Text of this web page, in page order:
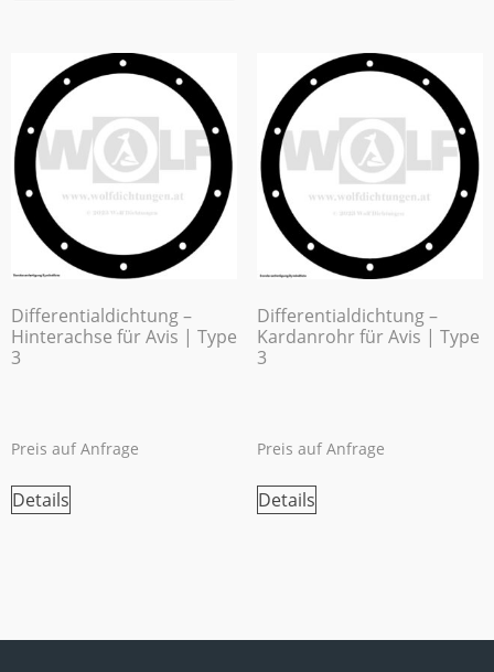
Differentialdichtung –
Hinterachse für Avis | Type
3
Preis auf Anfrage
Details
Differentialdichtung –
Kardanrohr für Avis | Type
3
Preis auf Anfrage
Details